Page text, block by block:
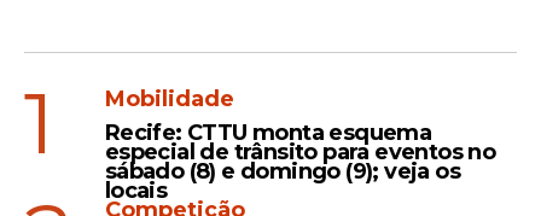
1
Mobilidade
Recife: CTTU monta esquema
especial de trânsito para eventos no
sábado (8) e domingo (9); veja os
locais
Competição